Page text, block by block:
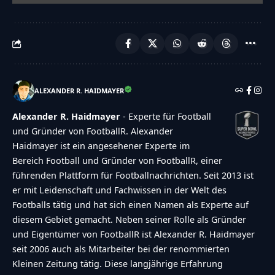
\u2013 sein Alter bremst
nicht \u2013 zu gro\u00dfes
{"captcha":{"accessibility-alt":"Sound
icon","accessibility-title":"Accessibility option:
listen to a question and answer
it!","accessibility-description":"Type below the
[STRONG]answer[\/STRONG] to what you hear.
Numbers or words:","explanation":"Click or
ALEXANDER R. HAIDMAYER
Alexander R. Haidmayer - Experte für Football
und Gründer von FootballR. Alexander
Haidmayer ist ein angesehener Experte im
Bereich Football und Gründer von FootballR, einer
führenden Plattform für Footballnachrichten. Seit 2013 ist
er mit Leidenschaft und Fachwissen in der Welt des
Footballs tätig und hat sich einen Namen als Experte auf
diesem Gebiet gemacht. Neben seiner Rolle als Gründer
und Eigentümer von FootballR ist Alexander R. Haidmayer
seit 2006 auch als Mitarbeiter bei der renommierten
Kleinen Zeitung tätig. Diese langjährige Erfahrung